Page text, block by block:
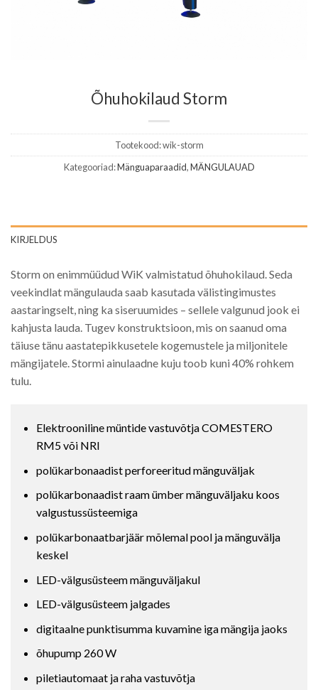
Õhuhokilaud Storm
Tootekood:wik-storm
Kategooriad:Mänguaparaadid,MÄNGULAUAD
KIRJELDUS
Storm on enimmüüdud WiK valmistatud õhuhokilaud. Seda
veekindlat mängulauda saab kasutada välistingimustes
aastaringselt, ning ka siseruumides – sellele valgunud jook ei
kahjusta lauda. Tugev konstruktsioon, mis on saanud oma
täiuse tänu aastatepikkusetele kogemustele ja miljonitele
mängijatele. Stormi ainulaadne kuju toob kuni 40% rohkem
tulu.
Elektrooniline müntide vastuvõtja COMESTERO
RM5 või NRI
polükarbonaadist perforeeritud mänguväljak
polükarbonaadist raam ümber mänguväljaku koos
valgustussüsteemiga
polükarbonaatbarjäär mõlemal pool ja mänguvälja
keskel
LED-välgusüsteem mänguväljakul
LED-välgusüsteem jalgades
digitaalne punktisumma kuvamine iga mängija jaoks
õhupump 260 W
piletiautomaat ja raha vastuvõtja